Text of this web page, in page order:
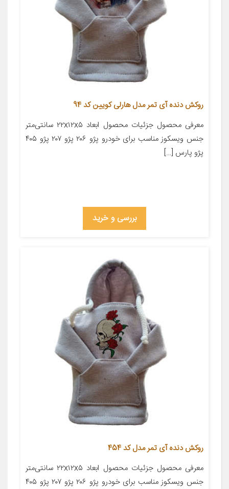
روکش دنده آی تمر مدل هارلی کویین کد 94
معرفی محصول جزئیات محصول ابعاد ۲۲x۱۲x۵ سانتی‌متر
جنس ویسکوز مناسب برای خودرو پژو ۲۰۶ پژو ۲۰۷ پژو ۴۰۵
پژو پارس […]
بررسی و خرید
روکش دنده آی تمر مدل کد 454
معرفی محصول جزئیات محصول ابعاد ۲۲x۱۲x۵ سانتی‌متر
جنس ویسکوز مناسب برای خودرو پژو ۲۰۶ پژو ۲۰۷ پژو ۴۰۵